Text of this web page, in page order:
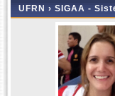
UFRN › SIGAA -